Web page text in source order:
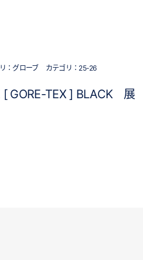
： グローブ カテゴリ： 25-26
[ GORE-TEX ] BLACK 展